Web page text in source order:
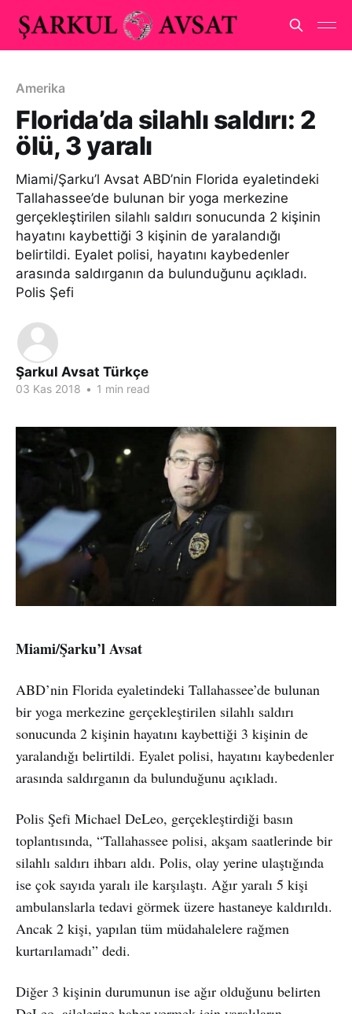
Amerika
Florida’da silahlı saldırı: 2
ölü, 3 yaralı
Miami/Şarku’l Avsat ABD’nin Florida eyaletindeki
Tallahassee’de bulunan bir yoga merkezine
gerçekleştirilen silahlı saldırı sonucunda 2 kişinin
hayatını kaybettiği 3 kişinin de yaralandığı
belirtildi. Eyalet polisi, hayatını kaybedenler
arasında saldırganın da bulunduğunu açıkladı.
Polis Şefi
Şarkul Avsat Türkçe
03 Kas 2018 • 1 min read
Miami/Şarku’l Avsat
ABD’nin Florida eyaletindeki Tallahassee’de bulunan
bir yoga merkezine gerçekleştirilen silahlı saldırı
sonucunda 2 kişinin hayatını kaybettiği 3 kişinin de
yaralandığı belirtildi. Eyalet polisi, hayatını kaybedenler
arasında saldırganın da bulunduğunu açıkladı.
Polis Şefi Michael DeLeo, gerçekleştirdiği basın
toplantısında, “Tallahassee polisi, akşam saatlerinde bir
silahlı saldırı ihbarı aldı. Polis, olay yerine ulaştığında
ise çok sayıda yaralı ile karşılaştı. Ağır yaralı 5 kişi
ambulanslarla tedavi görmek üzere hastaneye kaldırıldı.
Ancak 2 kişi, yapılan tüm müdahalelere rağmen
kurtarılamadı” dedi.
Diğer 3 kişinin durumunun ise ağır olduğunu belirten